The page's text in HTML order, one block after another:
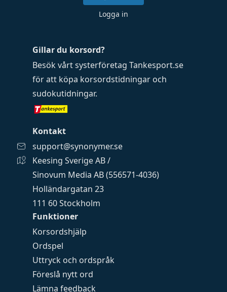
Funktioner
Korsordshjälp
Ordspel
Uttryck och ordspråk
Föreslå nytt ord
Lämna feedback
Gillar du korsord?
Besök vårt systerföretag Tankesport.se
för att köpa korsordstidningar och
sudokutidningar.
Kontakt
support@synonymer.se
Keesing Sverige AB /
Sinovum Media AB (556571-4036)
Holländargatan 23
111 60 Stockholm
Logga in